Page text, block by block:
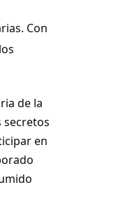
Con
de la
secretos
en